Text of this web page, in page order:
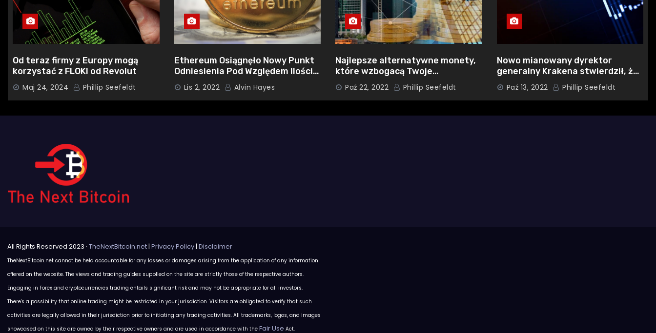
Od teraz firmy z Europy mogą
korzystać z FLOKI od Revolut
Maj 24, 2024 Phillip Seefeldt
Ethereum Osiągnęło Nowy Punkt
Odniesienia Pod Względem Ilości
Przeprowadzonych Krótkich
Likwidacji
Lis 2, 2022 Alvin Hayes
Najlepsze alternatywne monety,
które wzbogacą Twoje
doświadczenie z kryptowalutami
w 2022 roku: ADIRIZE DAO,
ETHEREUM i TEZOS
Paź 22, 2022 Phillip Seefeldt
Nowo mianowany dyrektor
generalny Krakena stwierdził, że
nie planuje rejestracji w SEC
Paź 13, 2022 Phillip Seefeldt
All Rights Reserved 2023 · TheNextBitcoin.net| Privacy Policy| Disclaimer
TheNextBitcoin.net cannot be held accountable for any losses or damages arising from the application of any information
offered on the website. The views and trading guides supplied on the site are strictly those of the respective authors.
Engaging in Forex and cryptocurrencies trading entails significant risk and may not be appropriate for all investors.
There's a possibility that online trading might be restricted in your jurisdiction. Visitors are obligated to verify that such
activities are legally allowed in their jurisdiction prior to initiating any trading activities. All trademarks, logos, and images
showcased on this site are owned by their respective owners and are used in accordance with the Fair Use Act.